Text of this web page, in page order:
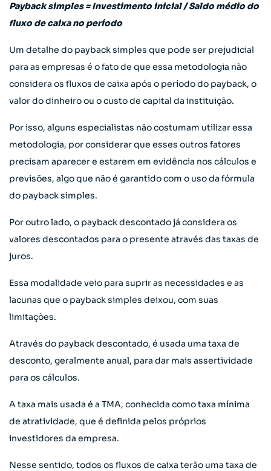
Payback simples = Investimento inicial / Saldo médio do
fluxo de caixa no período
Um detalhe do payback simples que pode ser prejudicial
para as empresas é o fato de que essa metodologia não
considera os fluxos de caixa após o período do payback, o
valor do dinheiro ou o custo de capital da instituição.
Por isso, alguns especialistas não costumam utilizar essa
metodologia, por considerar que esses outros fatores
precisam aparecer e estarem em evidência nos cálculos e
previsões, algo que não é garantido com o uso da fórmula
do payback simples.
Por outro lado, o payback descontado já considera os
valores descontados para o presente através das taxas de
juros.
Essa modalidade veio para suprir as necessidades e as
lacunas que o payback simples deixou, com suas
limitações.
Através do payback descontado, é usada uma taxa de
desconto, geralmente anual, para dar mais assertividade
para os cálculos.
A taxa mais usada é a TMA, conhecida como taxa mínima
de atratividade, que é definida pelos próprios
investidores da empresa.
Nesse sentido, todos os fluxos de caixa terão uma taxa de